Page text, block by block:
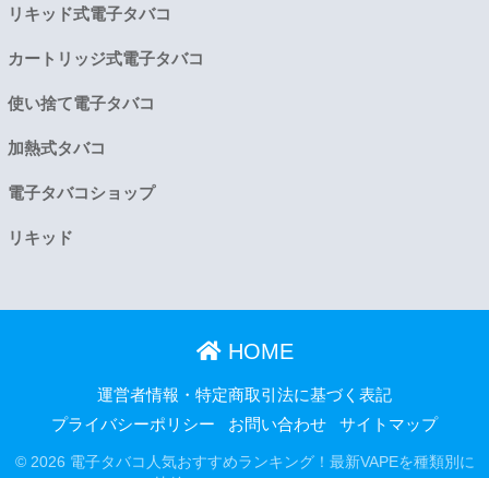
リキッド式電子タバコ
カートリッジ式電子タバコ
使い捨て電子タバコ
加熱式タバコ
電子タバコショップ
リキッド
HOME
運営者情報・特定商取引法に基づく表記
プライバシーポリシー
お問い合わせ サイトマップ
© 2026 電子タバコ人気おすすめランキング！最新VAPEを種類別に